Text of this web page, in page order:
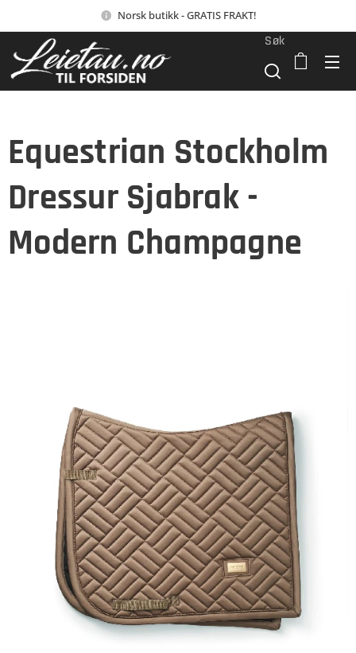
Norsk butikk - GRATIS FRAKT!
Søk
Equestrian Stockholm
Dressur Sjabrak -
Modern Champagne